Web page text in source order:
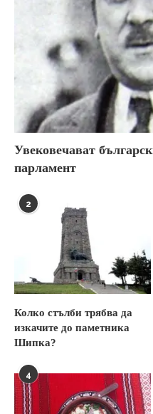
Увековечават
парламент
2
Колко стълби трябва да
изкачите до паметника
Шипка?
4